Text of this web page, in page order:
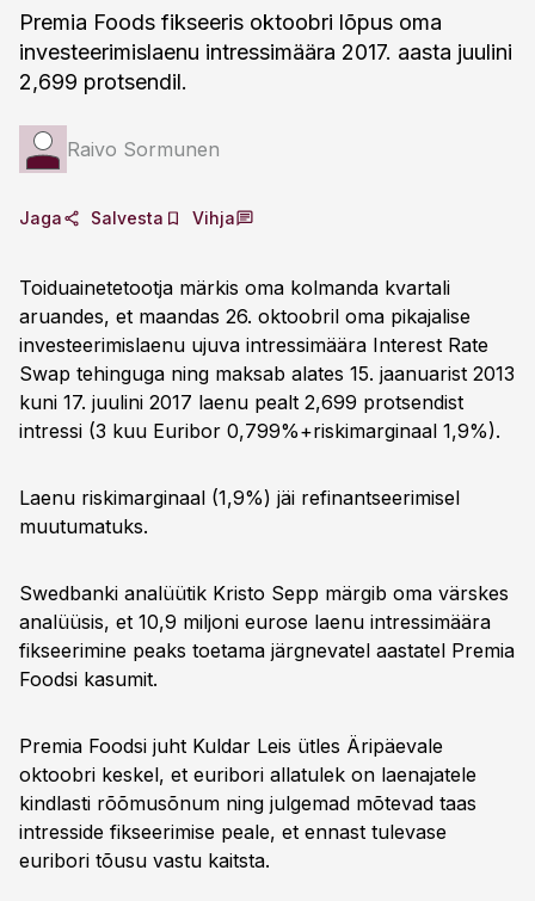
Premia Foods fikseeris oktoobri lõpus oma
investeerimislaenu intressimäära 2017. aasta juulini
2,699 protsendil.
Raivo Sormunen
Jaga Salvesta Vihja
Toiduainetetootja märkis oma kolmanda kvartali
aruandes, et maandas 26. oktoobril oma pikajalise
investeerimislaenu ujuva intressimäära Interest Rate
Swap tehinguga ning maksab alates 15. jaanuarist 2013
kuni 17. juulini 2017 laenu pealt 2,699 protsendist
intressi (3 kuu Euribor 0,799%+riskimarginaal 1,9%).
Laenu riskimarginaal (1,9%) jäi refinantseerimisel
muutumatuks.
Swedbanki analüütik Kristo Sepp märgib oma värskes
analüüsis, et 10,9 miljoni eurose laenu intressimäära
fikseerimine peaks toetama järgnevatel aastatel Premia
Foodsi kasumit.
Premia Foodsi juht Kuldar Leis ütles Äripäevale
oktoobri keskel, et euribori allatulek on laenajatele
kindlasti rõõmusõnum ning julgemad mõtevad taas
intresside fikseerimise peale, et ennast tulevase
euribori tõusu vastu kaitsta.